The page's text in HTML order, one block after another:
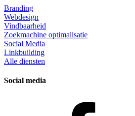
Branding
Webdesign
Vindbaarheid
Zoekmachine optimalisatie
Social Media
Linkbuilding
Alle diensten
Social media